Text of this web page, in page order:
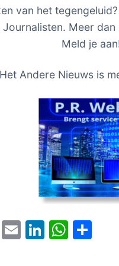
van het
Journalisten. Meer
Meld je
Het Andere Nieuws is
T
E
Li W